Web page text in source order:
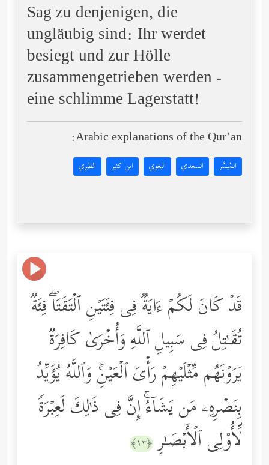
Sag zu denjenigen, die
ungläubig sind: Ihr werdet
besiegt und zur Hölle
zusammengetrieben werden -
eine schlimme Lagerstatt!
Arabic explanations of the Qur’an:
المُيسَّر السعدي البغوي ابن كثير الطبري
قَدۡ كَانَ لَكُمۡ ءَایَةࣱ فِی فِئَتَیۡنِ ٱلۡتَقَتَاۖ فِئَةࣱ
تُقَـٰتِلُ فِی سَبِیلِ ٱللَّهِ وَأُخۡرَىٰ كَافِرَةࣱ
یَرَوۡنَهُم مِّثۡلَیۡهِمۡ رَأۡیَ ٱلۡعَیۡنِۚ وَٱللَّهُ یُؤَیِّدُ
بِنَصۡرِهِۦ مَن یَشَاۤءُۚ إِنَّ فِی ذَ ٰ⁠لِكَ لَعِبۡرَةࣰ
لِّأُوْلِی ٱلۡأَبۡصَـٰرِ ﴿١٣﴾